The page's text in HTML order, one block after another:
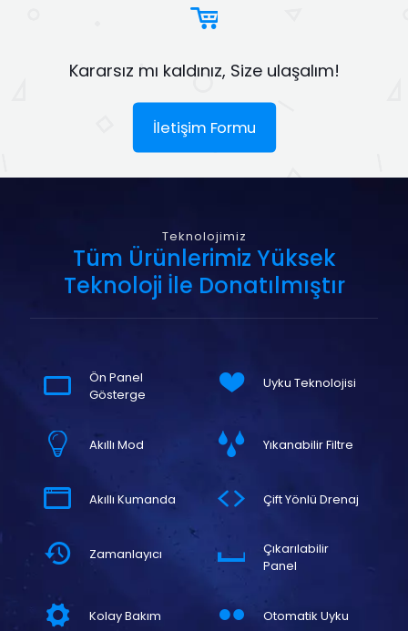
Kararsız mı kaldınız, Size ulaşalım!
İletişim Formu
Teknolojimiz
Tüm Ürünlerimiz Yüksek
Teknoloji İle Donatılmıştır
Ön Panel
Gösterge
Uyku Teknolojisi
Akıllı Mod Yıkanabilir Filtre
Akıllı Kumanda Çift Yönlü Drenaj
Zamanlayıcı
Çıkarılabilir
Panel
Kolay Bakım Otomatik Uyku